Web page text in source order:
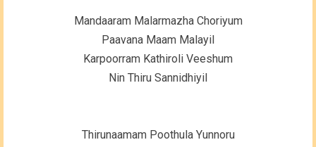
Mandaaram Malarmazha Choriyum
Paavana Maam Malayil
Karpoorram Kathiroli Veeshum
Nin Thiru Sannidhiyil
Thirunaamam Poothula Yunnoru